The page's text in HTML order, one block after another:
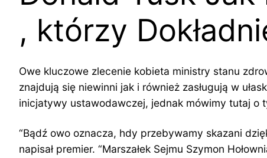
, którzy
Owe kluczowe zlecenie kobieta ministry stanu
znajdują się niewinni jak i również zasługują w
inicjatywy ustawodawczej, jednak mówimy tutaj o
“Bądź owo oznacza, hdy przebywamy skazani
napisał premier. “Marszałek Sejmu Szymon